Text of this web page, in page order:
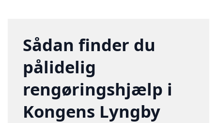
Sådan finder du
pålidelig
rengøringshjælp i
Kongens Lyngby